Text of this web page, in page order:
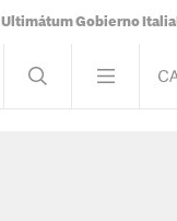
Ultimátum Gobierno Italia